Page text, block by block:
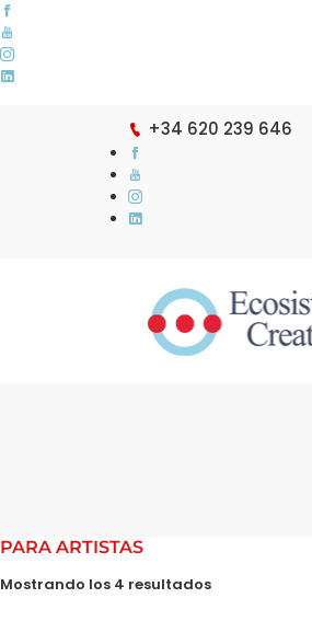
+34 620 239 646
PARA ARTISTAS
Mostrando los 4 resultados